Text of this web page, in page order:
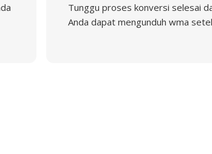
Tunggu proses konversi selesai
Anda dapat mengunduh wma